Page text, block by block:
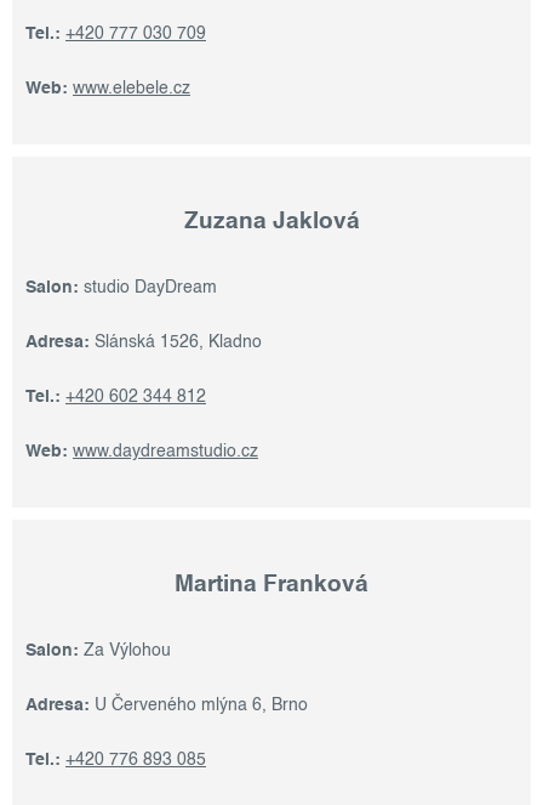
Tel.: +420 777 030 709
Web: www.elebele.cz
Zuzana Jaklová
Salon: studio DayDream
Adresa: Slánská 1526, Kladno
Tel.: +420 602 344 812
Web: www.daydreamstudio.cz
Martina Franková
Salon: Za Výlohou
Adresa: U Červeného mlýna 6, Brno
Tel.: +420 776 893 085